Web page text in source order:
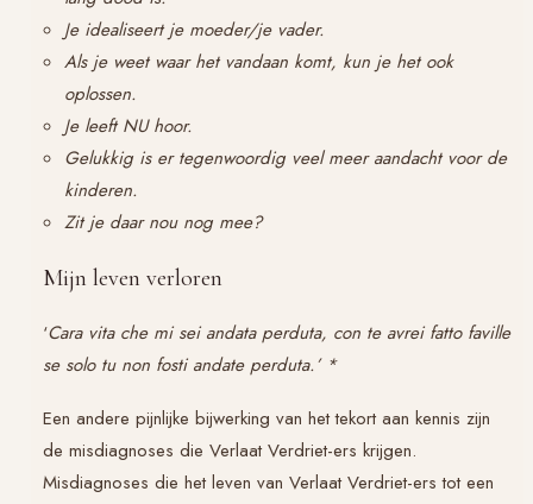
Je idealiseert je moeder/je vader.
Als je weet waar het vandaan komt, kun je het ook
oplossen.
Je leeft NU hoor.
Gelukkig is er tegenwoordig veel meer aandacht voor de
kinderen.
Zit je daar nou nog mee?
Mijn leven verloren
‘Cara vita che mi sei andata perduta, con te avrei fatto faville
se solo tu non fosti andate perduta.’ *
Een andere pijnlijke bijwerking van het tekort aan kennis zijn
de misdiagnoses die Verlaat Verdriet-ers krijgen.
Misdiagnoses die het leven van Verlaat Verdriet-ers tot een